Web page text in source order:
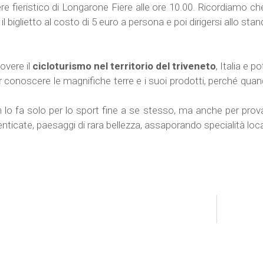
fieristico di Longarone Fiere alle ore 10.00. Ricordiamo
biglietto al costo di 5 euro a persona e poi dirigersi allo
il cicloturismo nel territorio del triveneto, Italia e
conoscere le magnifiche terre e i suoi prodotti, perché
lo fa solo per lo sport fine a se stesso, ma anche per
paesaggi di rara bellezza, assaporando specialità